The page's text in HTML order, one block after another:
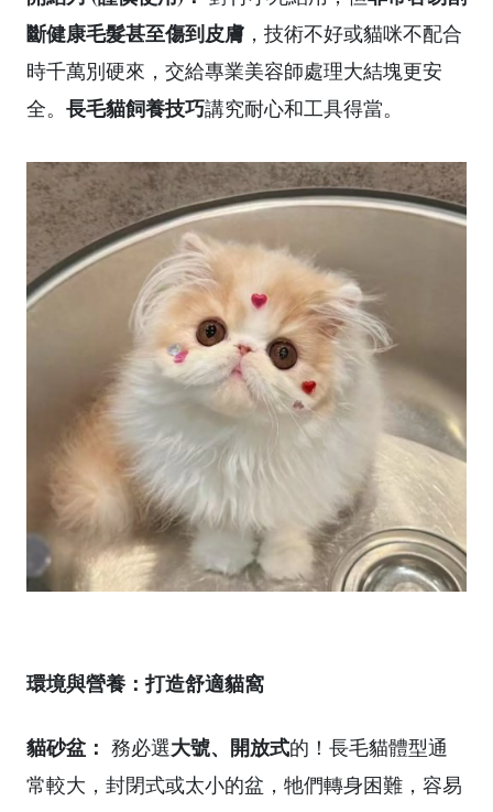
斷健康毛髮甚至傷到皮膚 ，技術不好或貓咪不配合
時千萬別硬來，交給專業美容師處理大結塊更安
全。 長毛貓飼養技巧講究耐心和工具得當。
環境與營養：打造舒適貓窩
貓砂盆： 務必選大號、開放式的！長毛貓體型通
常較大，封閉式或太小的盆，牠們轉身困難，容易